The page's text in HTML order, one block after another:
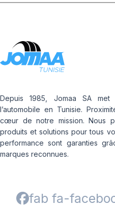
Depuis 1985, Jomaa SA
l’automobile en Tunisie.
cœur de notre mission. Nous
produits et solutions pour tous
performance sont garanties
marques reconnues.
fab fa-